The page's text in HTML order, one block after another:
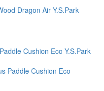
Cushion Eco Y.S.Park